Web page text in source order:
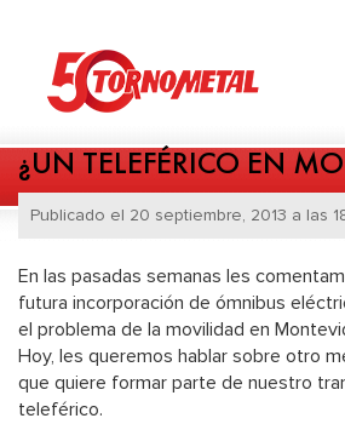
¿UN TELEFÉRICO EN
Publicado el 20 septiembre, 2013 a las
En las pasadas semanas les
futura incorporación de ómnibus
el problema de la movilidad en
Hoy, les queremos hablar sobre otro
que quiere formar parte de nuestro
teleférico.